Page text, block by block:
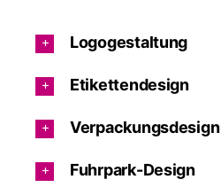
Logogestaltung
Etikettendesign
Verpackungsdesign
Fuhrpark-Design